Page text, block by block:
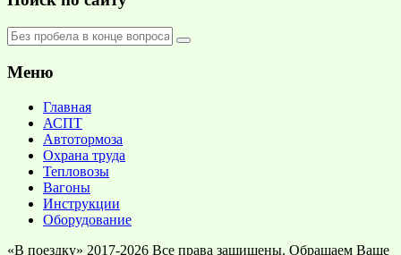
Меню
Главная
АСПТ
Автотормоза
Охрана труда
Тепловозы
Вагоны
Инструкции
Оборудование
«В поездку» 2017-2026 Все права защищены. Обращаем Ваше